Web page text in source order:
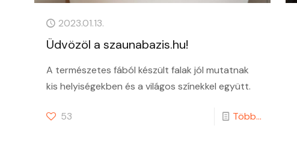
2023.01.13.
Üdvözöl a szaunabazis.hu!
A természetes fából készült falak jól mutatnak
kis helyiségekben és a világos színekkel együtt.
53 Több...